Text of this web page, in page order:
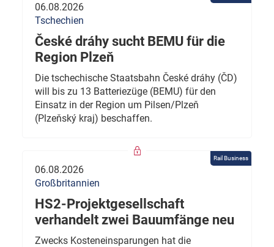
06.08.2026
Tschechien
České dráhy sucht BEMU für die
Region Plzeň
Die tschechische Staatsbahn České dráhy (ČD)
will bis zu 13 Batteriezüge (BEMU) für den
Einsatz in der Region um Pilsen/Plzeň
(Plzeňský kraj) beschaffen.
Rail Business
06.08.2026
Großbritannien
HS2-Projektgesellschaft
verhandelt zwei Bauumfänge neu
Zwecks Kosteneinsparungen hat die